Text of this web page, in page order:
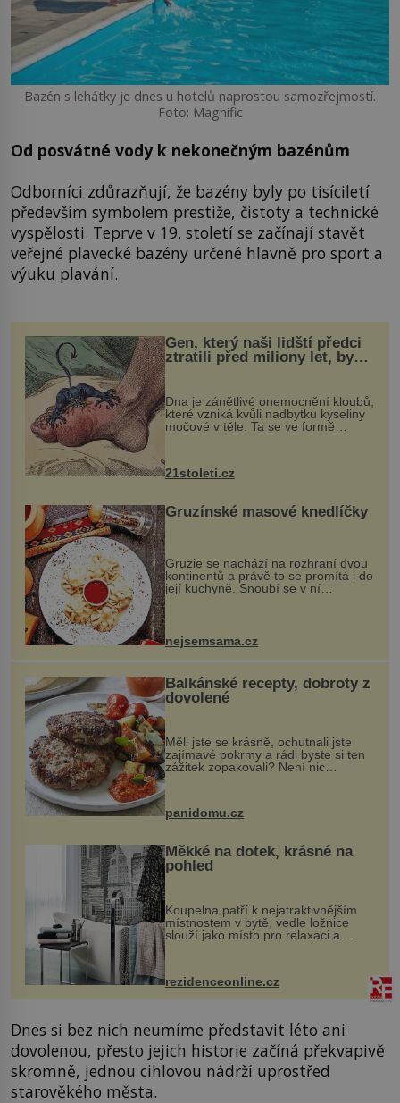
Bazén s lehátky je dnes u hotelů naprostou samozřejmostí.
Foto: Magnific
Od posvátné vody k nekonečným bazénům
Odborníci zdůrazňují, že bazény byly po tisíciletí
především symbolem prestiže, čistoty a technické
vyspělosti. Teprve v 19. století se začínají stavět
veřejné plavecké bazény určené hlavně pro sport a
výuku plavání.
Gen, který naši lidští předci
ztratili před miliony let, by
mohl pomoci s léčbou
„nemoci králů“
Dna je zánětlivé onemocnění kloubů,
které vzniká kvůli nadbytku kyseliny
močové v těle. Ta se ve formě
nohou, a způsobuje bole...
21stoleti.cz
Gruzínské masové knedlíčky
Gruzie se nachází na rozhraní dvou
kontinentů a právě to se promítá i do
její kuchyně. Snoubí se v ní
evropské a asijské chutě a díky tomu
pokrmy, které rozhodně st...
nejsemsama.cz
Balkánské recepty, dobroty z
dovolené
Měli jste se krásně, ochutnali jste
zajímavé pokrmy a rádi byste si ten
zážitek zopakovali? Není nic
snazšího. Pljeskavica (10 porcí)
Možná jste ji ochutnali na dovolené v
bývalé Jugoslávii, lze ji vi...
panidomu.cz
Měkké na dotek, krásné na
pohled
Koupelna patří k nejatraktivnějším
místnostem v bytě, vedle ložnice
slouží jako místo pro relaxaci a
odpočinek. Koupelnový textil –
ručníky, osušky a koberečky –
mohou jako mávnutím kouzelného
proutku...
rezidenceonline.cz
Dnes si bez nich neumíme představit léto ani
dovolenou, přesto jejich historie začíná překvapivě
skromně, jednou cihlovou nádrží uprostřed
starověkého města.